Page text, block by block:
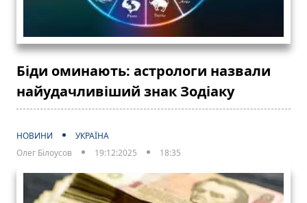
Біди оминають: астрологи назвали
найудачливіший знак Зодіаку
НОВИНИ
УКРАЇНА
Олег Білоусов
19:12:2025 18:35